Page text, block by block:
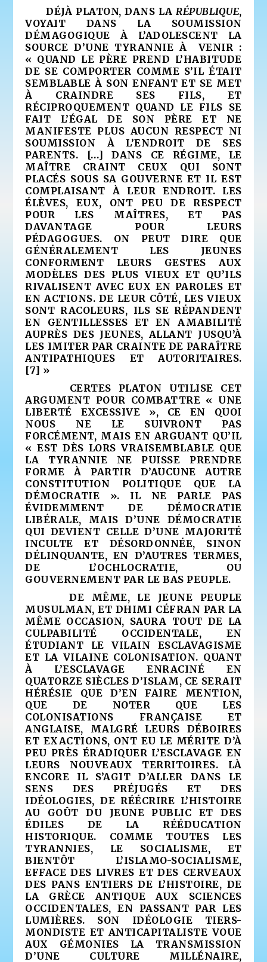
DÉJÀ PLATON, DANS LA RÉPUBLIQUE,
VOYAIT DANS LA SOUMISSION
DÉMAGOGIQUE À L’ADOLESCENT LA
SOURCE D’UNE TYRANNIE À VENIR :
« QUAND LE PÈRE PREND L’HABITUDE
DE SE COMPORTER COMME S’IL ÉTAIT
SEMBLABLE À SON ENFANT ET SE MET
À CRAINDRE SES FILS, ET
RÉCIPROQUEMENT QUAND LE FILS SE
FAIT L’ÉGAL DE SON PÈRE ET NE
MANIFESTE PLUS AUCUN RESPECT NI
SOUMISSION À L’ENDROIT DE SES
PARENTS. […] DANS CE RÉGIME, LE
MAÎTRE CRAINT CEUX QUI SONT
PLACÉS SOUS SA GOUVERNE ET IL EST
COMPLAISANT À LEUR ENDROIT. LES
ÉLÈVES, EUX, ONT PEU DE RESPECT
POUR LES MAÎTRES, ET PAS
DAVANTAGE POUR LEURS
PÉDAGOGUES. ON PEUT DIRE QUE
GÉNÉRALEMENT LES JEUNES
CONFORMENT LEURS GESTES AUX
MODÈLES DES PLUS VIEUX ET QU’ILS
RIVALISENT AVEC EUX EN PAROLES ET
EN ACTIONS. DE LEUR CÔTÉ, LES VIEUX
SONT RACOLEURS, ILS SE RÉPANDENT
EN GENTILLESSES ET EN AMABILITÉ
AUPRÈS DES JEUNES, ALLANT JUSQU’À
LES IMITER PAR CRAINTE DE PARAÎTRE
ANTIPATHIQUES ET AUTORITAIRES.
[7] »
CERTES PLATON UTILISE CET
ARGUMENT POUR COMBATTRE « UNE
LIBERTÉ EXCESSIVE », CE EN QUOI
NOUS NE LE SUIVRONT PAS
FORCÉMENT, MAIS EN ARGUANT QU’IL
« EST DÈS LORS VRAISEMBLABLE QUE
LA TYRANNIE NE PUISSE PRENDRE
FORME À PARTIR D’AUCUNE AUTRE
CONSTITUTION POLITIQUE QUE LA
DÉMOCRATIE ». IL NE PARLE PAS
ÉVIDEMMENT DE DÉMOCRATIE
LIBÉRALE, MAIS D’UNE DÉMOCRATIE
QUI DEVIENT CELLE D’UNE MAJORITÉ
INCULTE ET DÉSORDONNÉE, SINON
DÉLINQUANTE, EN D’AUTRES TERMES,
DE L’OCHLOCRATIE, OU
GOUVERNEMENT PAR LE BAS PEUPLE.
DE MÊME, LE JEUNE PEUPLE
MUSULMAN, ET DHIMI CÉFRAN PAR LA
MÊME OCCASION, SAURA TOUT DE LA
CULPABILITÉ OCCIDENTALE, EN
ÉTUDIANT LE VILAIN ESCLAVAGISME
ET LA VILAINE COLONISATION. QUANT
À L’ESCLAVAGE ENRACINÉ EN
QUATORZE SIÈCLES D’ISLAM, CE SERAIT
HÉRÉSIE QUE D’EN FAIRE MENTION,
QUE DE NOTER QUE LES
COLONISATIONS FRANÇAISE ET
ANGLAISE, MALGRÉ LEURS DÉBOIRES
ET EXACTIONS, ONT EU LE MÉRITE D’À
PEU PRÈS ÉRADIQUER L’ESCLAVAGE EN
LEURS NOUVEAUX TERRITOIRES. LÀ
ENCORE IL S’AGIT D’ALLER DANS LE
SENS DES PRÉJUGÉS ET DES
IDÉOLOGIES, DE RÉÉCRIRE L’HISTOIRE
AU GOÛT DU JEUNE PUBLIC ET DES
ÉDILES DE LA RÉÉDUCATION
HISTORIQUE. COMME TOUTES LES
TYRANNIES, LE SOCIALISME, ET
BIENTÔT L’ISLAMO-SOCIALISME,
EFFACE DES LIVRES ET DES CERVEAUX
DES PANS ENTIERS DE L’HISTOIRE, DE
LA GRÈCE ANTIQUE AUX SCIENCES
OCCIDENTALES, EN PASSANT PAR LES
LUMIÈRES. SON IDÉOLOGIE TIERS-
MONDISTE ET ANTICAPITALISTE VOUE
AUX GÉMONIES LA TRANSMISSION
D’UNE CULTURE MILLÉNAIRE,